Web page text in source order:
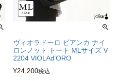
ヴィオラドーロ ビアンカ ナイ
ロンノット トート MLサイズ V-
2204 VIOLAd'ORO
¥24,200税込